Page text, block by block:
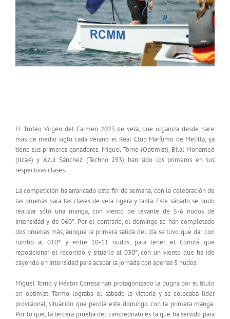
El Trofeo Virgen del Carmen 2023 de vela, que organiza desde hace
más de medio siglo cada verano el Real Club Marítimo de Melilla, ya
tiene sus primeros ganadores. Miguel Torno (Optimist), Bilal Mohamed
(Ilca4) y Azul Sánchez (Techno 293) han sido los primeros en sus
respectivas clases.
La competición ha arrancado este fin de semana, con la celebración de
las pruebas para las clases de vela ligera y tabla. Este sábado se pudo
realizar sólo una manga, con viento de levante de 5-6 nudos de
intensidad y de 060º. Por el contrario, el domingo se han completado
dos pruebas más, aunque la primera salida del día se tuvo que dar con
rumbo al 010º y entre 10-11 nudos, para tener el Comité que
reposicionar el recorrido y situarlo al 030º, con un viento que ha ido
cayendo en intensidad para acabar la jornada con apenas 5 nudos.
Miguel Torno y Héctor Conesa han protagonizado la pugna por el título
en optimist. Tormo lograba el sábado la victoria y se colocaba líder
provisional, situación que perdía este domingo con la primera manga.
Por lo que, la tercera prueba del campeonato es la que ha servido para